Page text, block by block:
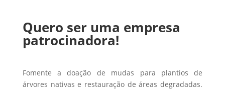
Quero ser uma empresa
patrocinadora!
Fomente a doação de mudas para plantios de
árvores nativas e restauração de áreas degradadas.